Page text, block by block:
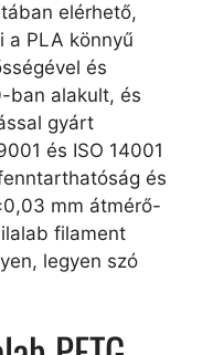
elérhető,
a PLA könnyű
és
ban alakult, és
gyárt
és ISO 14001
és
mm átmérő-
filament
legyen szó